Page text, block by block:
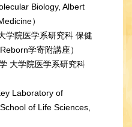
Biology, Albert
）
学院医学系研究科 保健
学寄附講座）
学 大学院医学系研究科
Laboratory of
of Life Sciences,